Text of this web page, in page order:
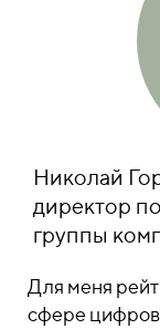
Николай
директор
группы
Для меня
сфере